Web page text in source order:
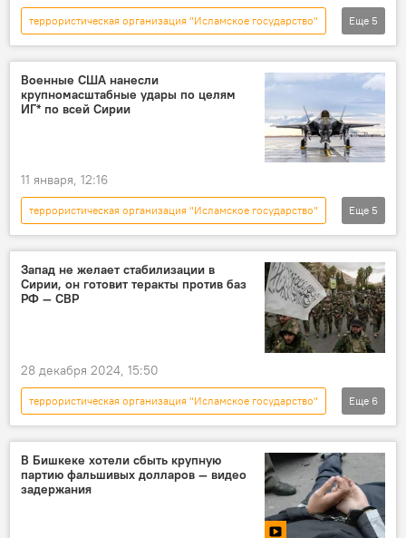
террористическая организация "Исламское государство"
В мире
Сирия
лагерь
заключенные
побег
Еще 5
Военные США нанесли
крупномасштабные удары по целям
ИГ* по всей Сирии
11 января, 12:16
террористическая организация "Исламское государство"
В мире
Сирия
США
военные
удар
Еще 5
Запад не желает стабилизации в
Сирии, он готовит теракты против баз
РФ — СВР
28 декабря 2024, 15:50
террористическая организация "Исламское государство"
Россия
Сирия СВР
США
Великобритания
Еще 6
В Бишкеке хотели сбыть крупную
партию фальшивых долларов — видео
задержания